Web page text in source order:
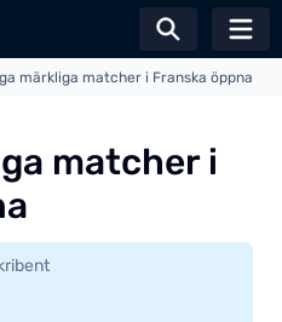
Växla
märkliga matcher i Franska öppna
matcher i